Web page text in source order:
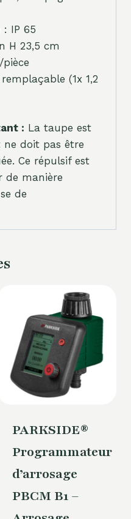
IP 65
H 23,5 cm
(1x 1,2
: La taupe est
ne doit pas être
Ce répulsif est
de manière
de
PARKSIDE®
Programmateur
d’arrosage
PBCM B1 –